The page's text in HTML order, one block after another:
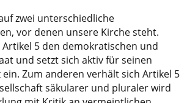
zwei unterschiedliche
vor denen unsere Kirche steht.
5 den demokratischen und
und setzt sich aktiv für seinen
Zum anderen verhält sich Artikel 5
säkularer und pluraler wird